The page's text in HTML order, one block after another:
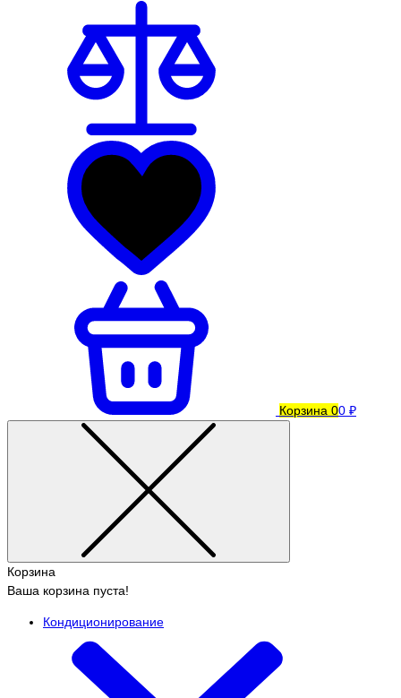
Корзина 00 ₽
Корзина
Ваша корзина пуста!
Кондиционирование